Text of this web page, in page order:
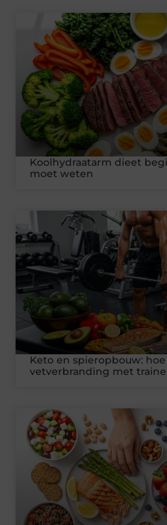
Koolhydraatarm dieet
moet weten
Keto en spieropbouw:
vetverbranding met